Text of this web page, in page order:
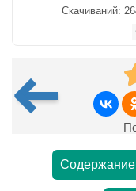
Скачиваний: